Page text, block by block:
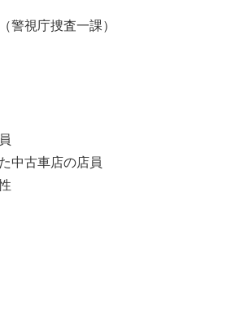
警視庁捜査一課）
中古車店の店員